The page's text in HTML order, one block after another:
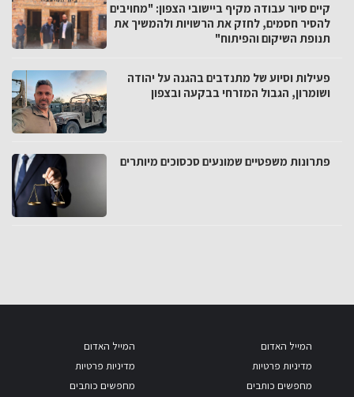
קיים סיור עבודה מקיף ביישובי הצפון: "מחויבים
להסיר חסמים, לחזק את הרשויות ולהמשיך את
תנופת השיקום והפיתוח"
פעילות וסיוע של מתנדבים בהגנה על יהודה
ושומרון, הגבול המזרחי בבקעה ובצפון
פתרונות משפטיים שמונעים סכסוכים מיותרים
המייל האדום
מדיניות פרטיות
מחפשים כותבים
המייל האדום
מדיניות פרטיות
מחפשים כותבים